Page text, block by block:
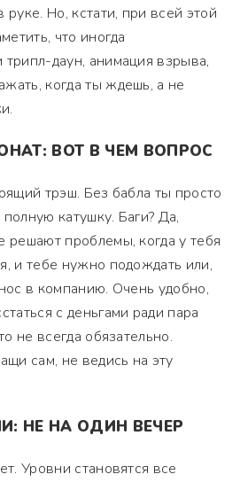
руке. Но, кстати, при всей этой
что иногда
даун, анимация взрыва,
когда ты ждешь, а не
ВОТ В ЧЕМ ВОПРОС
трэш. Без бабла ты просто
катушку. Баги? Да,
решают проблемы, когда у тебя
и тебе нужно подождать или,
в компанию. Очень удобно,
с деньгами ради пара
не всегда обязательно.
сам, не ведись на эту
НЕ НА ОДИН ВЕЧЕР
Уровни становятся все